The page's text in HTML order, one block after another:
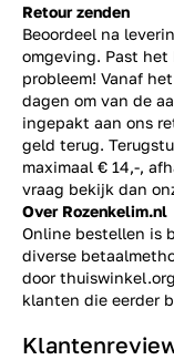
Retour zenden
Beoordeel na
omgeving. Past
probleem! Vanaf
dagen om van de
ingepakt aan ons
geld terug.
maximaal € 14,-,
vraag bekijk dan
Over Rozenkelim.nl
Online bestellen is
diverse
door
klanten die eerder